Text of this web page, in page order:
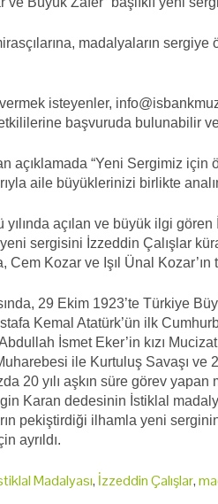
madalyaların sergiye
isteyenler,
başvuruda bulunabilir
açıklamada “Yeni Sergimiz için
aile büyüklerinizi birlikte
yılında açılan ve büyük ilgi
sergisini İzzeddin Çalışlar
Cem Kozar ve Işıl Ünal Kozar’ın
29 Ekim 1923’te Türkiye
Kemal Atatürk’ün ilk
İsmet Eker’in kızı
ile Kurtuluş Savaşı ve
20 yılı aşkın süre görev yapan
Karan dedesinin İstiklal
pekiştirdiği ilhamla yeni
ayrıldı.
Madalyası, İzzeddin Çalışlar,